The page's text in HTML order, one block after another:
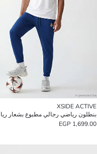
XSIDE ACTIVE
1,699.00 EGP